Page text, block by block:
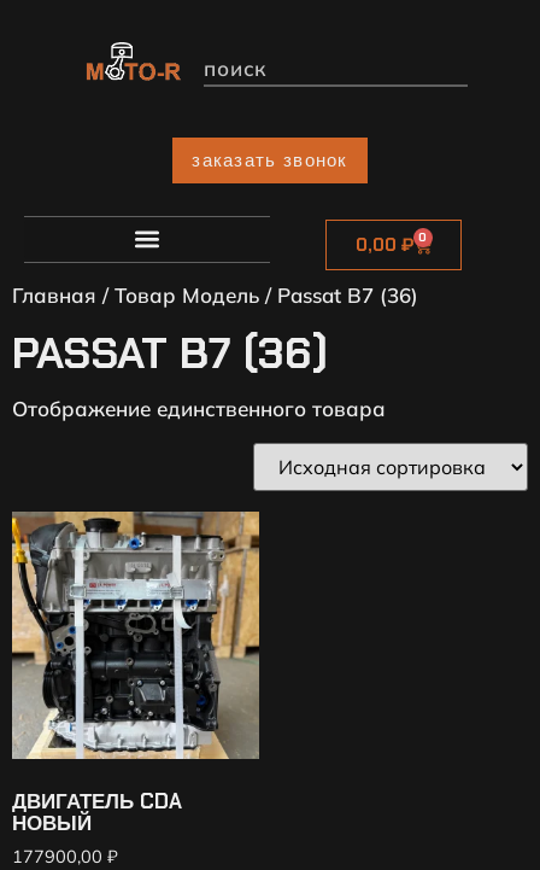
заказать звонок
0,00 ₽ 0
Главная / Товар Модель / Passat B7 (36)
PASSAT B7 (36)
Отображение единственного товара
ДВИГАТЕЛЬ CDA
НОВЫЙ
177900,00 ₽